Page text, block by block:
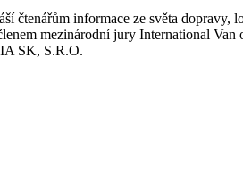
čtenářům informace ze světa dopravy,
mezinárodní jury International Van
SK, S.R.O.